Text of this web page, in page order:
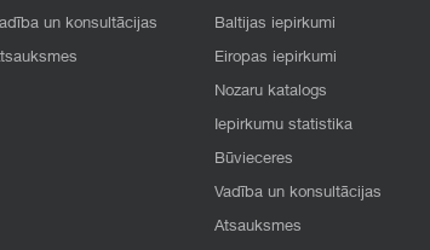
un konsultācijas Baltijas iepirkumi
Eiropas iepirkumi
Nozaru katalogs
Iepirkumu statistika
Būvieceres
Vadība un konsultācijas
Atsauksmes